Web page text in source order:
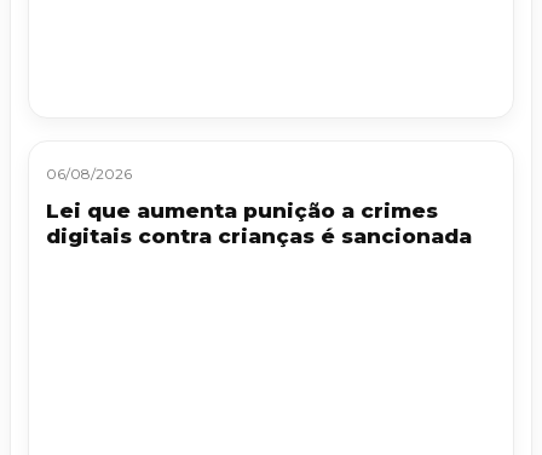
06/08/2026
Lei que aumenta punição a crimes
digitais contra crianças é sancionada